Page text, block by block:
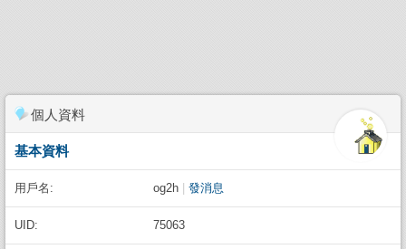
個人資料
基本資料
用戶名: og2h 發消息
UID: 75063